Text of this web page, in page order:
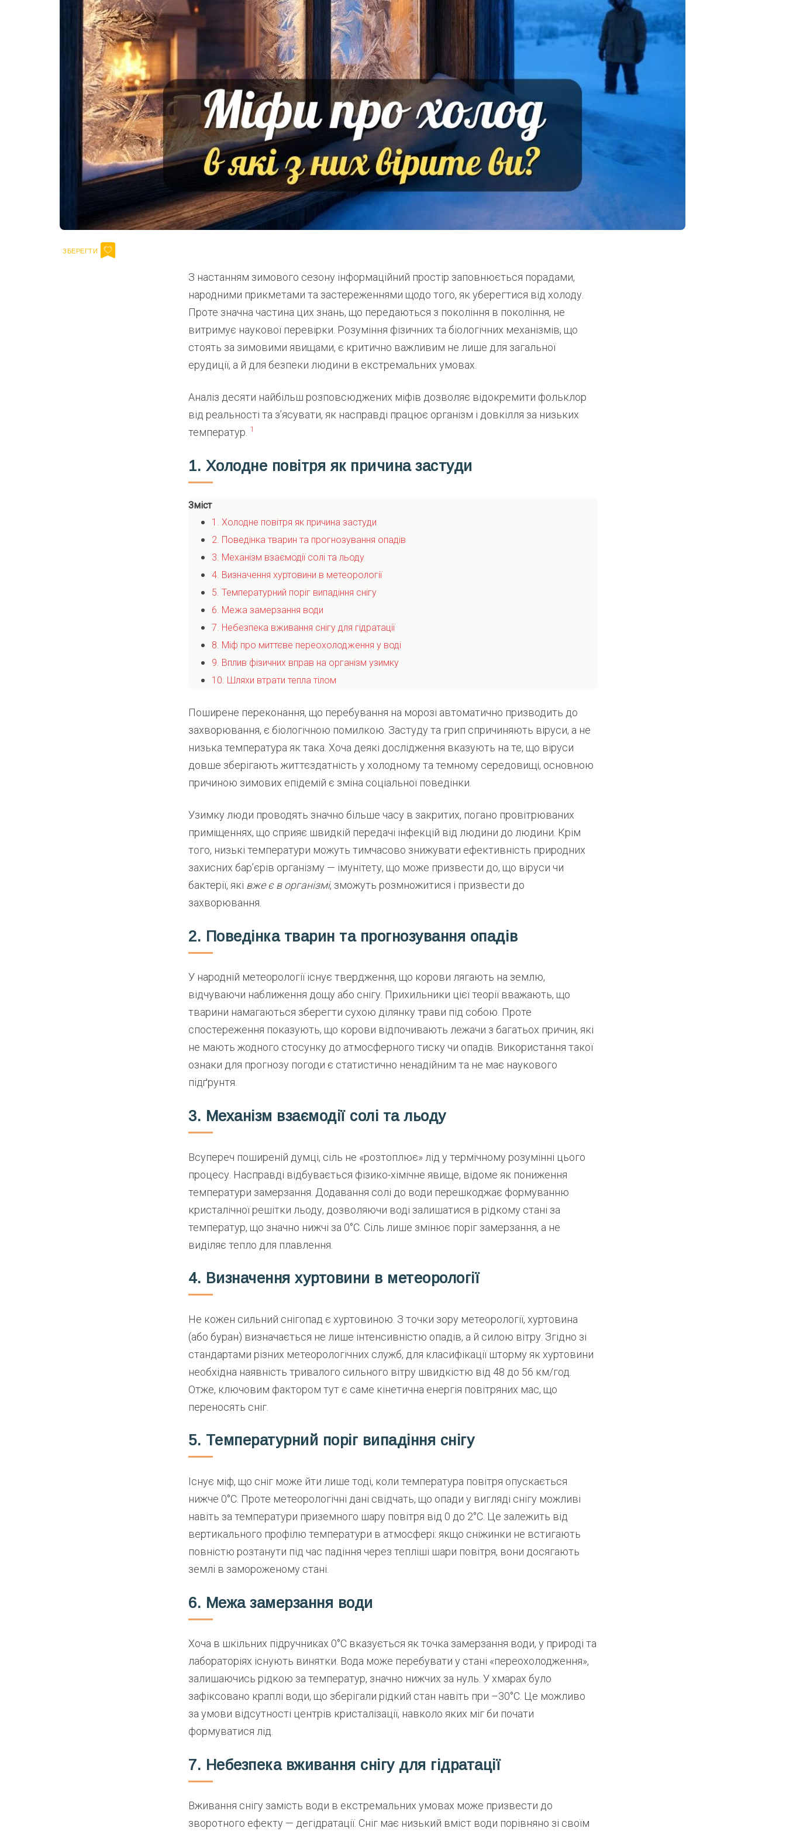
З настанням зимового сезону інформаційний простір заповнюється порадами,
народними прикметами та застереженнями щодо того, як уберегтися від холоду.
Проте значна частина цих знань, що передаються з покоління в покоління, не
витримує наукової перевірки. Розуміння фізичних та біологічних механізмів, що
стоять за зимовими явищами, є критично важливим не лише для загальної
ерудиції, а й для безпеки людини в екстремальних умовах.
Аналіз десяти найбільш розповсюджених міфів дозволяє відокремити фольклор
від реальності та з’ясувати, як насправді працює організм і довкілля за низьких
температур. 1
1. Холодне повітря як причина застуди
Зміст
1. Холодне повітря як причина застуди
2. Поведінка тварин та прогнозування опадів
3. Механізм взаємодії солі та льоду
4. Визначення хуртовини в метеорології
5. Температурний поріг випадіння снігу
6. Межа замерзання води
7. Небезпека вживання снігу для гідратації
8. Міф про миттєве переохолодження у воді
9. Вплив фізичних вправ на організм узимку
10. Шляхи втрати тепла тілом
Поширене переконання, що перебування на морозі автоматично призводить до
захворювання, є біологічною помилкою. Застуду та грип спричиняють віруси, а не
низька температура як така. Хоча деякі дослідження вказують на те, що віруси
довше зберігають життєздатність у холодному та темному середовищі, основною
причиною зимових епідемій є зміна соціальної поведінки.
Узимку люди проводять значно більше часу в закритих, погано провітрюваних
приміщеннях, що сприяє швидкій передачі інфекцій від людини до людини. Крім
того, низькі температури можуть тимчасово знижувати ефективність природних
захисних бар’єрів організму — імунітету, що може призвести до, що віруси чи
бактерії, які вже є в організмі, зможуть розмножитися і призвести до
захворювання.
2. Поведінка тварин та прогнозування опадів
У народній метеорології існує твердження, що корови лягають на землю,
відчуваючи наближення дощу або снігу. Прихильники цієї теорії вважають, що
тварини намагаються зберегти сухою ділянку трави під собою. Проте
спостереження показують, що корови відпочивають лежачи з багатьох причин, які
не мають жодного стосунку до атмосферного тиску чи опадів. Використання такої
ознаки для прогнозу погоди є статистично ненадійним та не має наукового
підґрунтя.
3. Механізм взаємодії солі та льоду
Всупереч поширеній думці, сіль не «розтоплює» лід у термічному розумінні цього
процесу. Насправді відбувається фізико-хімічне явище, відоме як пониження
температури замерзання. Додавання солі до води перешкоджає формуванню
кристалічної решітки льоду, дозволяючи воді залишатися в рідкому стані за
температур, що значно нижчі за 0°C. Сіль лише змінює поріг замерзання, а не
виділяє тепло для плавлення.
4. Визначення хуртовини в метеорології
Не кожен сильний снігопад є хуртовиною. З точки зору метеорології, хуртовина
(або буран) визначається не лише інтенсивністю опадів, а й силою вітру. Згідно зі
стандартами різних метеорологічних служб, для класифікації шторму як хуртовини
необхідна наявність тривалого сильного вітру швидкістю від 48 до 56 км/год.
Отже, ключовим фактором тут є саме кінетична енергія повітряних мас, що
переносять сніг.
5. Температурний поріг випадіння снігу
Існує міф, що сніг може йти лише тоді, коли температура повітря опускається
нижче 0°C. Проте метеорологічні дані свідчать, що опади у вигляді снігу можливі
навіть за температури приземного шару повітря від 0 до 2°C. Це залежить від
вертикального профілю температури в атмосфері: якщо сніжинки не встигають
повністю розтанути під час падіння через тепліші шари повітря, вони досягають
землі в замороженому стані.
6. Межа замерзання води
Хоча в шкільних підручниках 0°C вказується як точка замерзання води, у природі та
лабораторіях існують винятки. Вода може перебувати у стані «переохолодження»,
залишаючись рідкою за температур, значно нижчих за нуль. У хмарах було
зафіксовано краплі води, що зберігали рідкий стан навіть при –30°C. Це можливо
за умови відсутності центрів кристалізації, навколо яких міг би почати
формуватися лід.
7. Небезпека вживання снігу для гідратації
Вживання снігу замість води в екстремальних умовах може призвести до
зворотного ефекту — дегідратації. Сніг має низький вміст води порівняно зі своїм